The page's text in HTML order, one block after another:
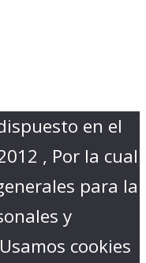
en el
, Por la cual
para la
y
cookies